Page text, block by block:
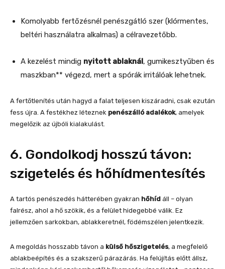
Komolyabb fertőzésnél penészgátló szer (klórmentes,
beltéri használatra alkalmas) a célravezetőbb.
A kezelést mindig nyitott ablaknál, gumikesztyűben és
maszkban** végezd, mert a spórák irritálóak lehetnek.
A fertőtlenítés után hagyd a falat teljesen kiszáradni, csak ezután
fess újra. A festékhez léteznek penészálló adalékok, amelyek
megelőzik az újbóli kialakulást.
6. Gondolkodj hosszú távon:
szigetelés és hőhídmentesítés
A tartós penészedés hátterében gyakran hőhíd áll – olyan
falrész, ahol a hő szökik, és a felület hidegebbé válik. Ez
jellemzően sarkokban, ablakkeretnél, födémszélen jelentkezik.
A megoldás hosszabb távon a külső hőszigetelés, a megfelelő
ablakbeépítés és a szakszerű párazárás. Ha felújítás előtt állsz,